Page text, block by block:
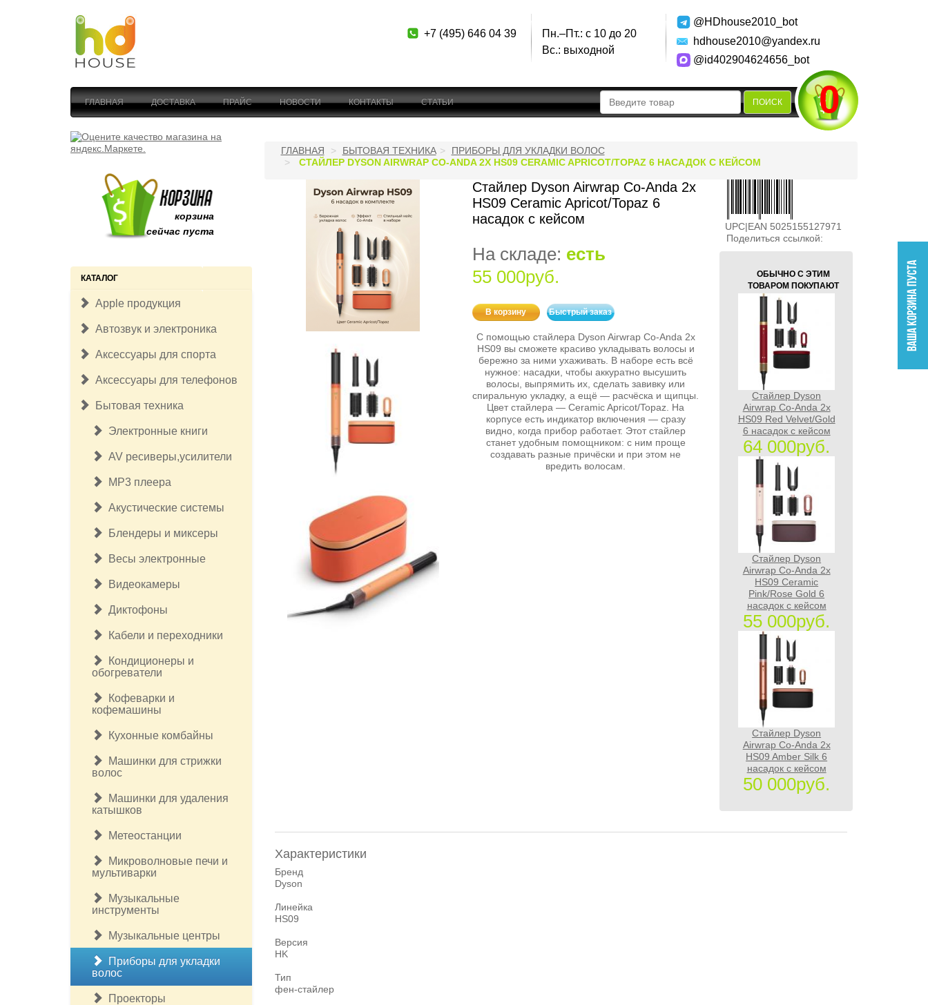
+7 (495) 646 04 39
Пн.–Пт.: с 10 до 20
Вс.: выходной
@HDhouse2010_bot
hdhouse2010@yandex.ru
@id402904624656_bot
ГЛАВНАЯ ДОСТАВКА ПРАЙС НОВОСТИ КОНТАКТЫ СТАТЬИ ПОИСК 0
корзина
сейчас пуста
КАТАЛОГ
Apple продукция
Автозвук и электроника
Аксессуары для спорта
Аксессуары для телефонов
Бытовая техника
Электронные книги
AV ресиверы,усилители
MP3 плеера
Акустические системы
Блендеры и миксеры
Весы электронные
Видеокамеры
Диктофоны
Кабели и переходники
Кондиционеры и
обогреватели
Кофеварки и
кофемашины
Кухонные комбайны
Машинки для стрижки
волос
Машинки для удаления
катышков
Метеостанции
Микроволновые печи и
мультиварки
Музыкальные
инструменты
Музыкальные центры
Приборы для укладки
волос
Проекторы
ГЛАВНАЯ БЫТОВАЯ ТЕХНИКА
ПРИБОРЫ ДЛЯ УКЛАДКИ ВОЛОС
СТАЙЛЕР DYSON AIRWRAP CO-ANDA 2X HS09 CERAMIC APRICOT/TOPAZ 6 НАСАДОК С КЕЙСОМ
Стайлер Dyson Airwrap Co-Anda 2x
HS09 Ceramic Apricot/Topaz 6
насадок с кейсом
На складе: есть
55 000руб.
В корзину Быстрый заказ
С помощью стайлера Dyson Airwrap Co-Anda 2x
HS09 вы сможете красиво укладывать волосы и
бережно за ними ухаживать. В наборе есть всё
нужное: насадки, чтобы аккуратно высушить
волосы, выпрямить их, сделать завивку или
спиральную укладку, а ещё — расчёска и щипцы.
Цвет стайлера — Ceramic Apricot/Topaz. На
корпусе есть индикатор включения — сразу
видно, когда прибор работает. Этот стайлер
станет удобным помощником: с ним проще
создавать разные причёски и при этом не
вредить волосам.
UPC|EAN 5025155127971
Поделиться ссылкой:
ОБЫЧНО С ЭТИМ
ТОВАРОМ ПОКУПАЮТ
Стайлер Dyson
Airwrap Co-Anda 2x
HS09 Red Velvet/Gold
6 насадок с кейсом
64 000руб.
Стайлер Dyson
Airwrap Co-Anda 2x
HS09 Ceramic
Pink/Rose Gold 6
насадок с кейсом
55 000руб.
Стайлер Dyson
Airwrap Co-Anda 2x
HS09 Amber Silk 6
насадок с кейсом
50 000руб.
Характеристики
Бренд
Dyson
Линейка
HS09
Версия
HK
Тип
фен-стайлер